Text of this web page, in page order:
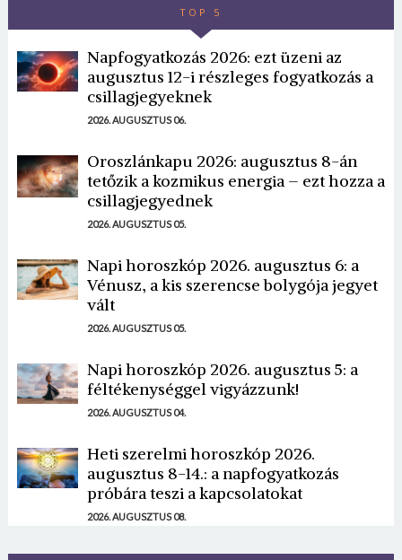
TOP 5
Napfogyatkozás 2026: ezt üzeni az
augusztus 12-i részleges fogyatkozás a
csillagjegyeknek
2026. AUGUSZTUS 06.
Oroszlánkapu 2026: augusztus 8-án
tetőzik a kozmikus energia – ezt hozza a
csillagjegyednek
2026. AUGUSZTUS 05.
Napi horoszkóp 2026. augusztus 6: a
Vénusz, a kis szerencse bolygója jegyet
vált
2026. AUGUSZTUS 05.
Napi horoszkóp 2026. augusztus 5: a
féltékenységgel vigyázzunk!
2026. AUGUSZTUS 04.
Heti szerelmi horoszkóp 2026.
augusztus 8-14.: a napfogyatkozás
próbára teszi a kapcsolatokat
2026. AUGUSZTUS 08.